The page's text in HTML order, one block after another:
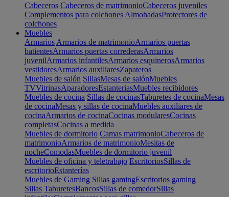
Cabeceros Cabeceros de matrimonioCabeceros juveniles
Complementos para colchones AlmohadasProtectores de
colchones
Muebles
Armarios Armarios de matrimonioArmarios puertas
batientesArmarios puertas correderasArmarios
juvenilArmarios infantilesArmarios esquinerosArmarios
vestidoresArmarios auxiliaresZapateros
Muebles de salón SillasMesas de salónMuebles
TVVitrinasAparadoresEstanteriasMuebles recibidores
Muebles de cocina Sillas de cocinasTaburetes de cocinaMesas
de cocinaMesas y sillas de cocinaMuebles auxiliares de
cocinaArmarios de cocinaCocinas modularesCocinas
completasCocinas a medida
Muebles de dormitorio Camas matrimonioCabeceros de
matrimonioArmarios de matrimonioMesitas de
nocheComodasMuebles de dormitorio juvenil
Muebles de oficina y teletrabajo EscritoriosSillas de
escritorioEstanterías
Muebles de Gaming Sillas gamingEscritorios gaming
Sillas TaburetesBancosSillas de comedorSillas